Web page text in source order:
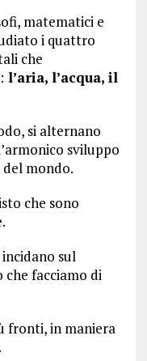
matematici e
i quattro
che
l’aria, l’acqua, il
si alternano
sviluppo
mondo.
che sono
sul
che facciamo di
fronti, in maniera